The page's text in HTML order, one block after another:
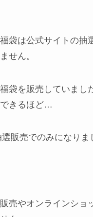
袋は公式サイトの抽
せん。
袋を販売していまし
きるほど…
販売でのみになりま
売やオンラインショ